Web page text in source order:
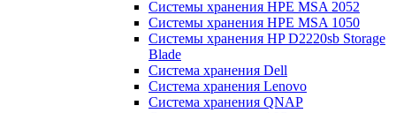
Системы хранения HPE MSA 2052
Системы хранения HPE MSA 1050
Системы хранения HP D2220sb Storage
Blade
Система хранения Dell
Система хранения Lenovo
Система хранения QNAP